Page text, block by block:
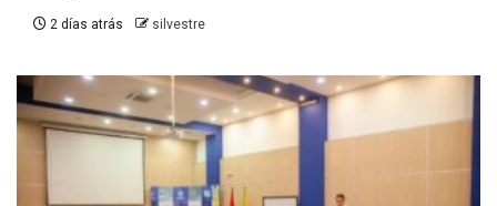
2 días atrás silvestre